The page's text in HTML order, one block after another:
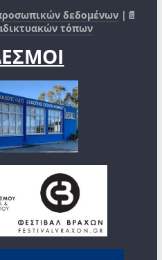
δεδομένων |📄
τόπων